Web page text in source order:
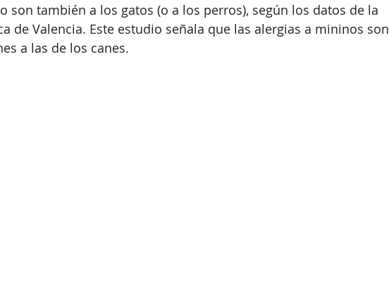
son también a los gatos (o a los perros), según los datos de la
de Valencia. Este estudio señala que las alergias a mininos son
a las de los canes.